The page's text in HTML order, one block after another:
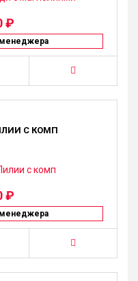
₽
С КОМП
₽